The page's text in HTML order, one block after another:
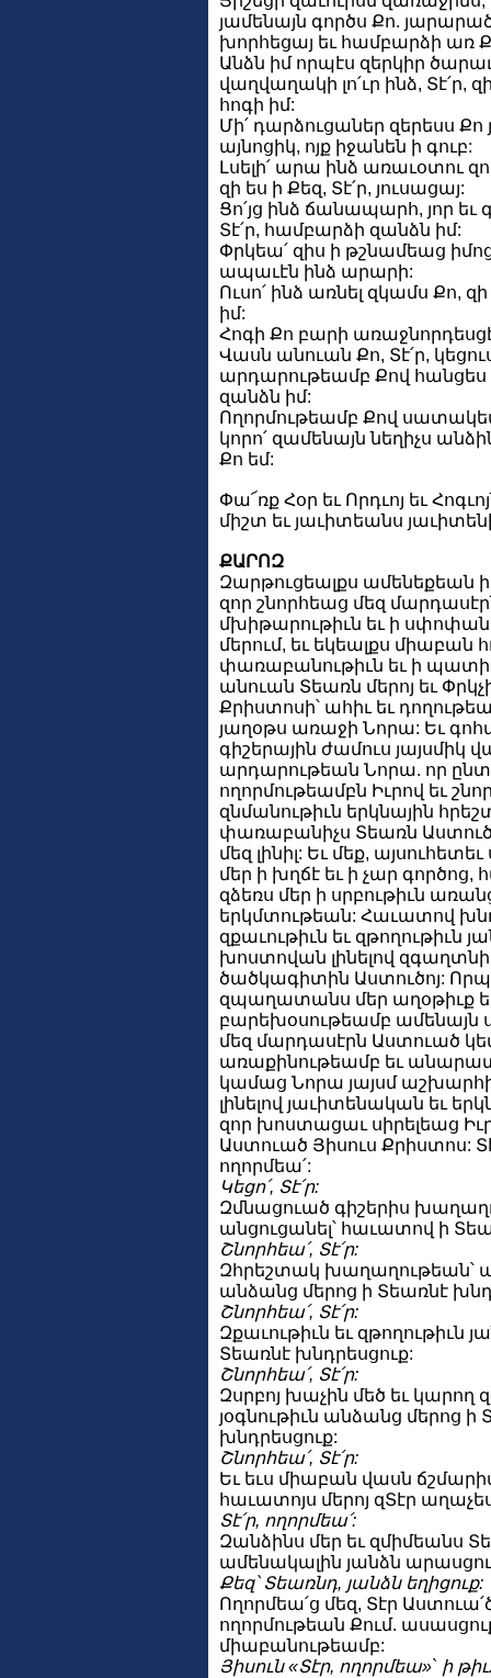
յամենայն գործս Քո.
խորհեցայ եւ համբարձի առ
Անձն իմ որպէս զերկիր
վաղվաղակի լո՛ւր ինձ, Տէ՛ր,
հոգի իմ:
Մի՛ դարձուցաներ զերեսս Քո
այնոցիկ, ոյք իջանեն ի գուբ:
Լսելի՛ արա ինձ առաւօտու
զի ես ի Քեզ, Տէ՛ր, յուսացայ:
Ցո՛յց ինձ ճանապարհ, յոր եւ
Տէ՛ր, համբարձի զանձն իմ:
Փրկեա՛ զիս ի թշնամեաց
ապաւէն ինձ արարի:
Ուսո՛ ինձ առնել զկամս Քո,
իմ:
Հոգի Քո բարի առաջնորդեսցէ
Վասն անուան Քո, Տէ՛ր,
արդարութեամբ Քով հանցես
զանձն իմ:
Ողորմութեամբ Քով
կորո՛ զամենայն նեղիչս
Քո եմ:
Փա՜ռք Հօր եւ Որդւոյ եւ
միշտ եւ յաւիտեանս
ՔԱՐՈԶ
Զարթուցեալքս ամենեքեան
զոր շնորհեաց մեզ
մխիթարութիւն եւ ի
մերում, եւ եկեալքս միաբան
փառաբանութիւն եւ ի
անուան Տեառն մերոյ եւ
Քրիստոսի՝ ահիւ եւ
յաղօթս առաջի Նորա: Եւ
գիշերային ժամուս յայսմիկ
արդարութեան Նորա. որ
ողորմութեամբն Իւրով եւ
զնմանութիւն երկնային
փառաբանիչս Տեառն
մեզ լինիլ: Եւ մեք,
մեր ի խղճէ եւ ի չար գործոց,
զձեռս մեր ի սրբութիւն
երկմտութեան: Հաւատով
զքաւութիւն եւ զթողութիւն
խոստովան լինելով
ծածկագիտին Աստուծոյ:
զպաղատանս մեր աղօթիւք
բարեխօսութեամբ ամենայն
մեզ մարդասէրն Աստուած
առաքինութեամբ եւ
կամաց Նորա յայսմ
լինելով յաւիտենական եւ
զոր խոստացաւ սիրելեաց
Աստուած Յիսուս Քրիստոս:
ողորմեա՛:
Կեցո՛, Տէ՛ր:
Զմնացուած գիշերիս
անցուցանել՝ հաւատով ի
Շնորհեա՛, Տէ՛ր:
Զհրեշտակ
անձանց մերոց ի Տեառնէ
Շնորհեա՛, Տէ՛ր:
Զքաւութիւն եւ զթողութիւն
Տեառնէ խնդրեսցուք:
Շնորհեա՛, Տէ՛ր:
Զսրբոյ խաչին մեծ եւ կարող
յօգնութիւն անձանց մերոց ի
խնդրեսցուք:
Շնորհեա՛, Տէ՛ր:
Եւ եւս միաբան վասն
հաւատոյս մերոյ զՏէր
Տէ՛ր, ողորմեա՛:
Զանձինս մեր եւ զմիմեանս
ամենակալին յանձն
Քեզ՝ Տեառնդ, յանձն եղիցուք:
Ողորմեա՛ց մեզ, Տէր
ողորմութեան Քում.
միաբանութեամբ:
Յիսուն «Տէր, ողորմեա»` ի